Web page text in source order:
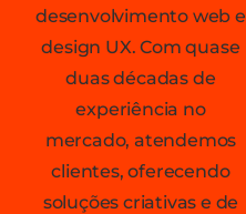
desenvolvimento web e
design UX. Com quase
duas décadas de
experiência no
mercado, atendemos
clientes, oferecendo
soluções criativas e de